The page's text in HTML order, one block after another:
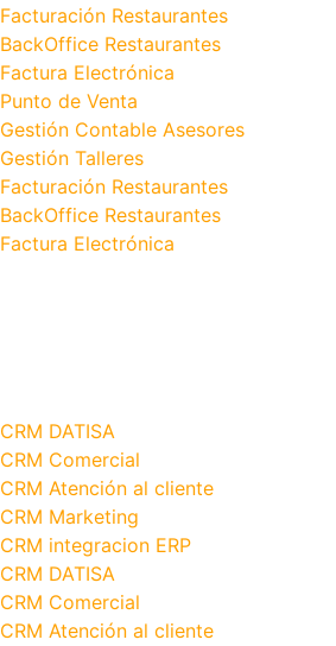
Facturación Restaurantes
BackOffice Restaurantes
Factura Electrónica
Punto de Venta
Gestión Contable Asesores
Gestión Talleres
Facturación Restaurantes
BackOffice Restaurantes
Factura Electrónica
CRM DATISA
CRM Comercial
CRM Atención al cliente
CRM Marketing
CRM integracion ERP
CRM DATISA
CRM Comercial
CRM Atención al cliente